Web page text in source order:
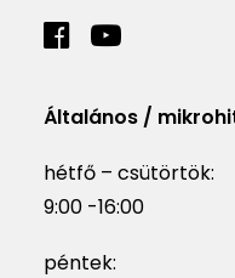
Általános /
hétfő – csütörtök:
9:00 -16:00
péntek: